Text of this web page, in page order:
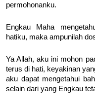
permohonanku.
Engkau Maha
hatiku, maka ampunilah
Ya Allah, aku ini mohon
terus di hati, keyakinan
aku dapat mengetahui
selain dari yang Engkau